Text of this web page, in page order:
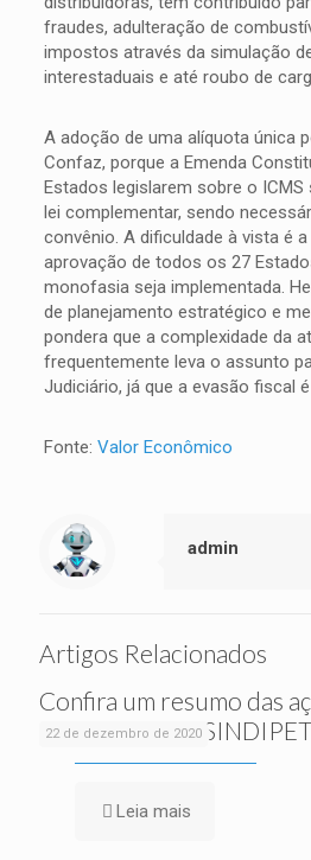
fraudes, adulteração de
impostos através da simulação
interestaduais e até roubo de
A adoção de uma alíquota única
Confaz, porque a Emenda
Estados legislarem sobre o ICMS
lei complementar, sendo
convênio. A dificuldade à vista é
aprovação de todos os 27
monofasia seja implementada.
de planejamento estratégico e
pondera que a complexidade da
frequentemente leva o assunto
Judiciário, já que a evasão fiscal
Fonte: Valor Econômico
admin
Artigos Relacionados
22 de dezembro de 2020
Confira um resumo das
realizadas pelo
Leia mais